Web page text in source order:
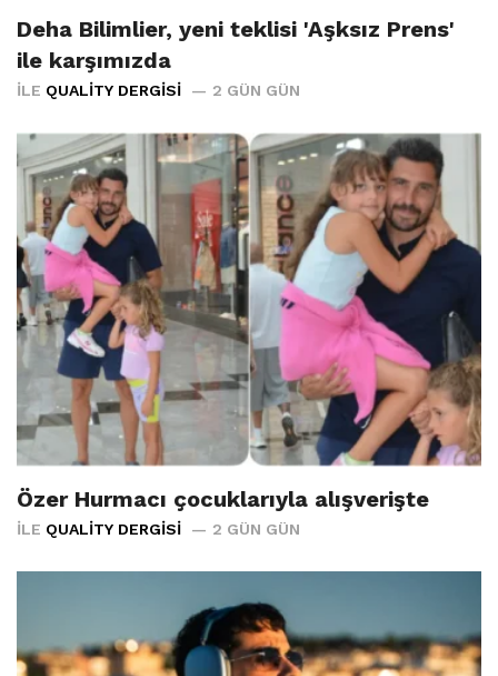
Deha Bilimlier, yeni teklisi 'Aşksız Prens'
ile karşımızda
İLE QUALITY DERGISI 2 GÜN GÜN
Özer Hurmacı çocuklarıyla alışverişte
İLE QUALITY DERGISI 2 GÜN GÜN